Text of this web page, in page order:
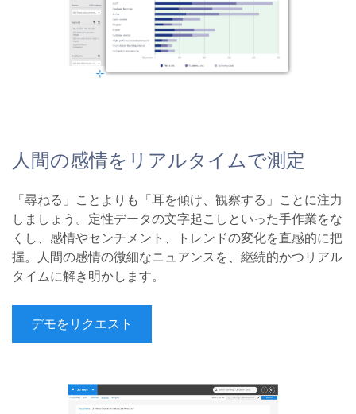
人間の感情をリアルタイムで測定
「尋ねる」ことよりも「耳を傾け、観察する」ことに注力
しましょう。定性データの文字起こしといった手作業をな
くし、感情やセンチメント、トレンドの変化を直感的に把
握。人間の感情の微細なニュアンスを、継続的かつリアル
タイムに解き明かします。
デモをリクエスト